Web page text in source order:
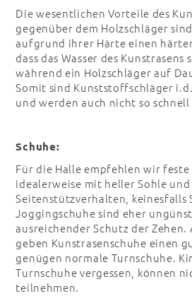
Die wesentlichen Vorteile des
gegenüber dem Holzschläger
aufgrund ihrer Härte einen
dass das Wasser des
während ein Holzschläger auf
Somit sind Kunststoffschläger
und werden auch nicht so
Schuhe:
Für die Halle empfehlen wir
idealerweise mit heller Sohle
Seitenstützverhalten, keinesfalls
Joggingschuhe sind eher
ausreichender Schutz der Zehen.
geben Kunstrasenschuhe einen
genügen normale Turnschuhe.
Turnschuhe vergessen, können
teilnehmen.